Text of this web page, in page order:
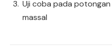
Uji coba pada
massal